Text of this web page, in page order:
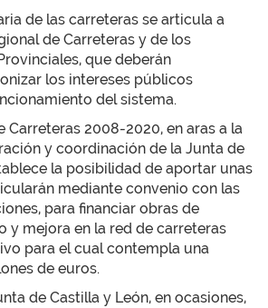
de las carreteras se articula a
de Carreteras y de los
que deberán
los intereses públicos
del sistema.
Carreteras 2008-2020, en aras a la
y coordinación de la Junta de
la posibilidad de aportar unas
mediante convenio con las
para financiar obras de
y mejora en la red de carreteras
para el cual contempla una
de euros.
de Castilla y León, en ocasiones,